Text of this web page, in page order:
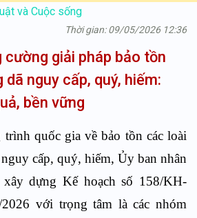
và Cuộc sống
Thời gian: 09/05/2026 12:36
cường giải pháp bảo tồn
nguy cấp, quý, hiếm:
bền vững
quốc gia về bảo tồn các loài
cấp, quý, hiếm, Ủy ban nhân
xây dựng Kế hoạch số 158/KH-
với trọng tâm là các nhóm